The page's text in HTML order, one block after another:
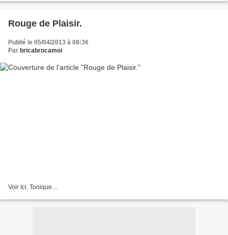
Rouge de Plaisir.
Publié le 05/04/2013 à 08:36
Par bricabrocamoi
Voir Ici. Tonique....